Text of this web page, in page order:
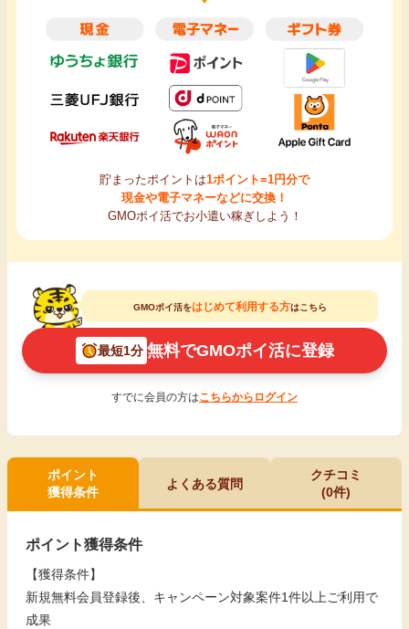
貯まったポイントは1ポイント=1円分で
現金や電子マネーなどに交換！
GMOポイ活でお小遣い稼ぎしよう！
GMOポイ活をはじめて利用する方はこちら
最短1分 無料でGMOポイ活に登録
すでに会員の方はこちらからログイン
ポイント
獲得条件
よくある質問
クチコミ
(0件)
ポイント獲得条件
【獲得条件】
新規無料会員登録後、キャンペーン対象案件1件以上ご利用で
成果